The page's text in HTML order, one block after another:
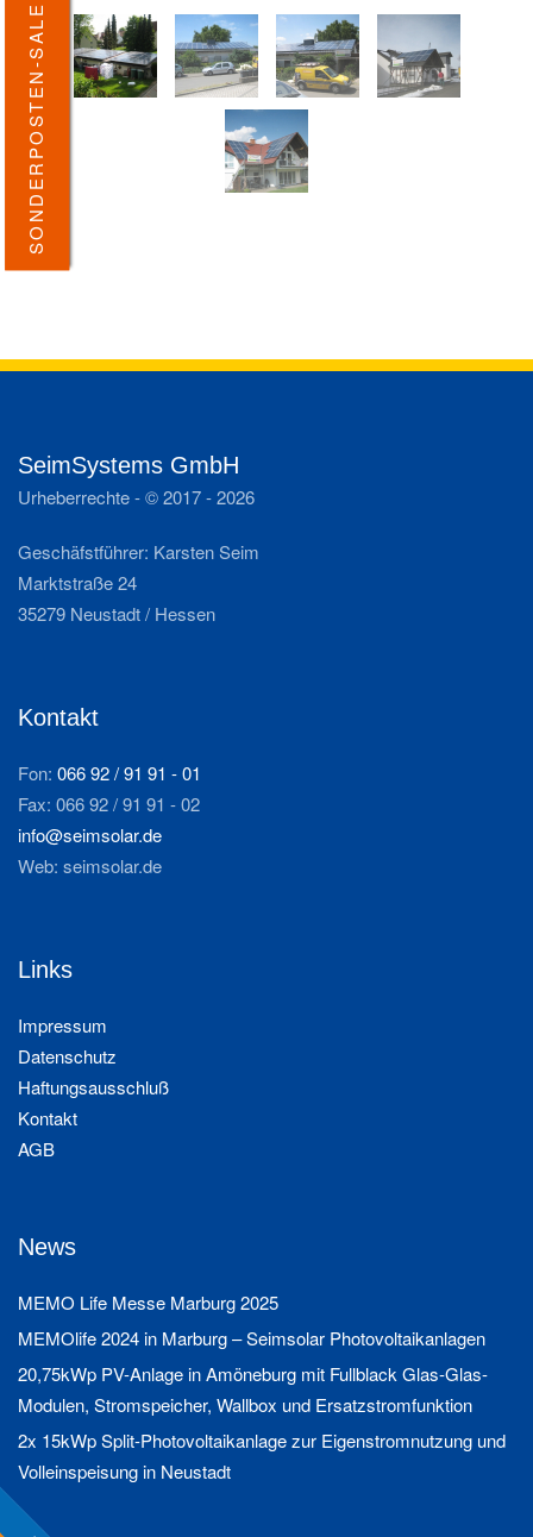
SONDERPOSTEN-SALE
SeimSystems GmbH
Urheberrechte - © 2017 -2026
Geschäfstführer: Karsten Seim
Marktstraße 24
35279 Neustadt / Hessen
Kontakt
Fon: 066 92 / 91 91 - 01
Fax: 066 92 / 91 91 - 02
info@seimsolar.de
Web: seimsolar.de
Links
Impressum
Datenschutz
Haftungsausschluß
Kontakt
AGB
News
MEMO Life Messe Marburg 2025
MEMOlife 2024 in Marburg – Seimsolar Photovoltaikanlagen
20,75kWp PV-Anlage in Amöneburg mit Fullblack Glas-Glas-
Modulen, Stromspeicher, Wallbox und Ersatzstromfunktion
2x 15kWp Split-Photovoltaikanlage zur Eigenstromnutzung und
Volleinspeisung in Neustadt